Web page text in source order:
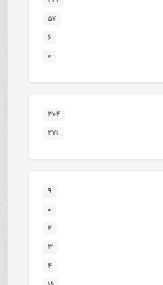
۵۷
۶
۰
۳۰۴
۲۷۱
۹
۰
۴
۳
۴